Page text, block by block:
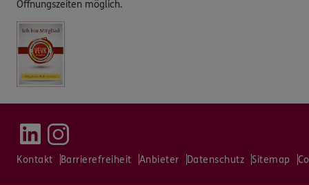
Öffnungszeiten möglich.
Kontakt Barrierefreiheit Anbieter Datenschutz Sitemap